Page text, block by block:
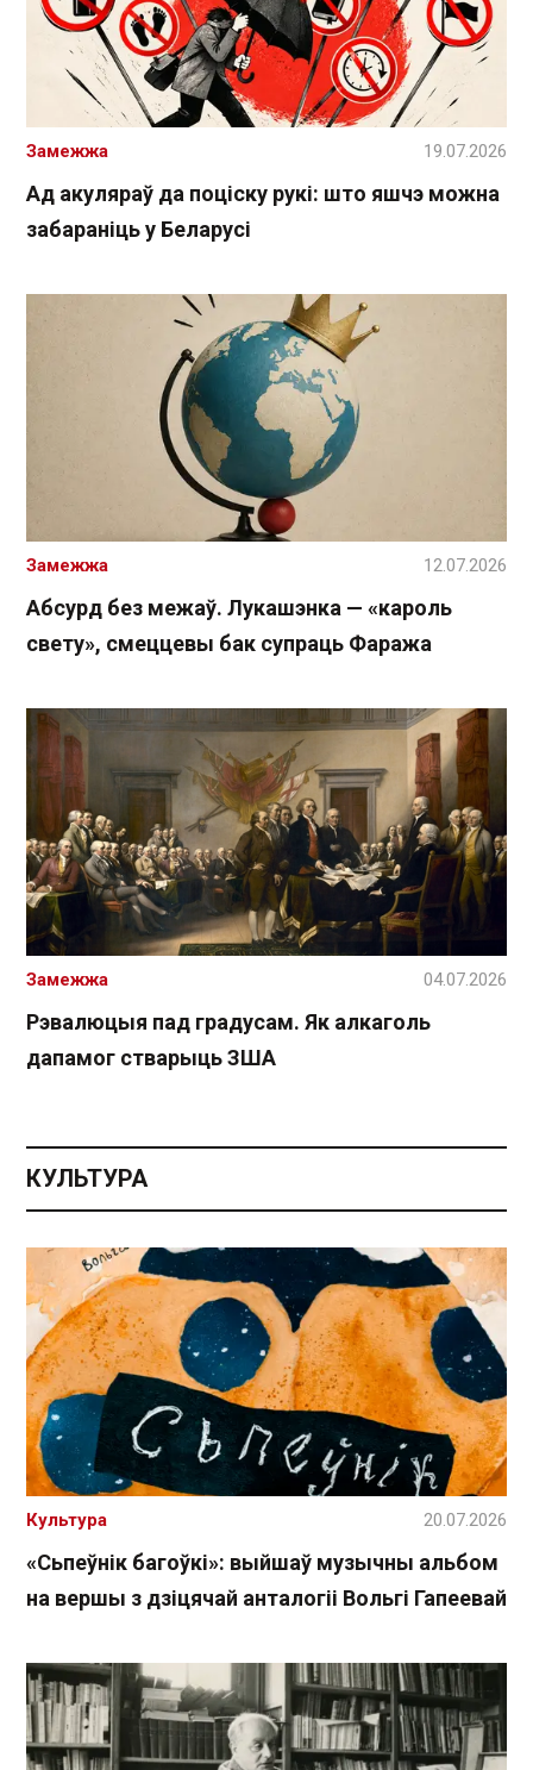
Ад акуляраў да поціску рукі: што яшчэ можна
забараніць у Беларусі
Замежжа 19.07.2026
Абсурд без межаў. Лукашэнка — «кароль
свету», смеццевы бак супраць Фаража
Замежжа 12.07.2026
Рэвалюцыя пад градусам. Як алкаголь
дапамог стварыць ЗША
Замежжа 04.07.2026
КУЛЬТУРА
«Сьпеўнік багоўкі»: выйшаў музычны альбом
на вершы з дзіцячай анталогіі Вольгі Гапеевай
Культура 20.07.2026